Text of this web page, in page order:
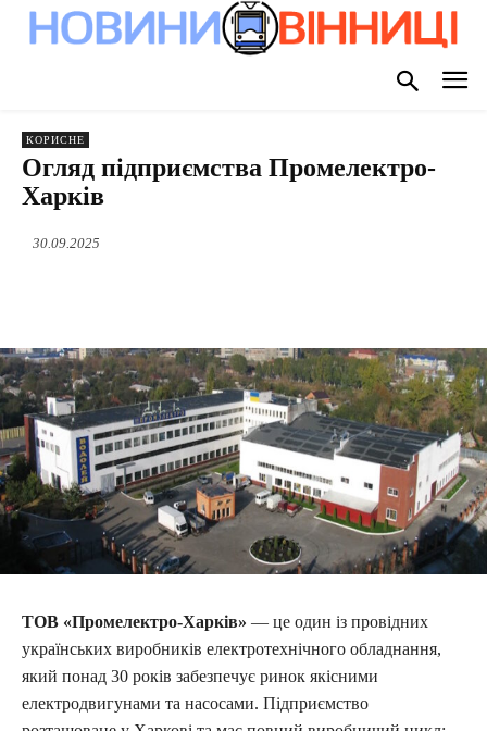
КОРИСНЕ
Огляд підприємства Промелектро-
Харків
30.09.2025
ТОВ «Промелектро-Харків» — це один із провідних
українських виробників електротехнічного обладнання,
який понад 30 років забезпечує ринок якісними
електродвигунами та насосами. Підприємство